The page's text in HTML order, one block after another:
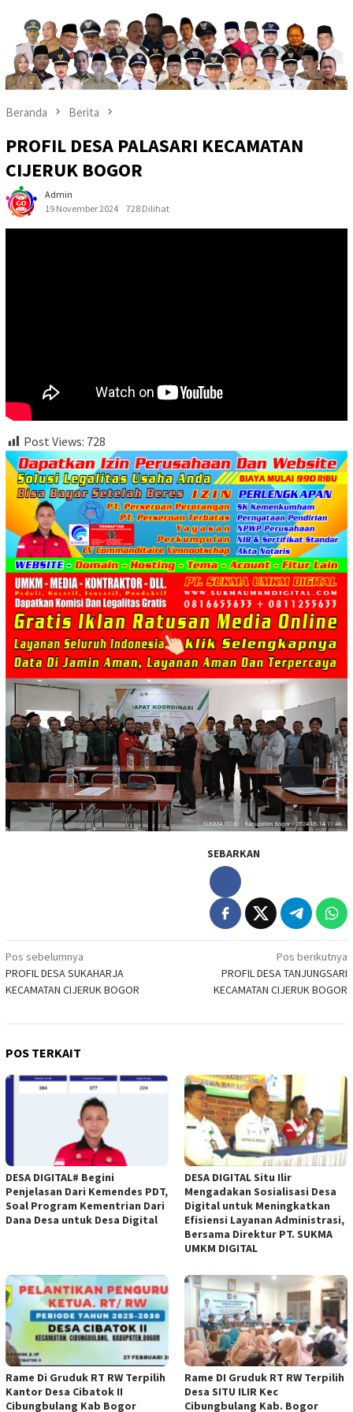
Beranda Berita
PROFIL DESA PALASARI KECAMATAN
CIJERUK BOGOR
Admin
19 November 2024
728 Dilihat
Post Views: 728
SEBARKAN
Navigasi
pos
Pos sebelumnya
PROFIL DESA SUKAHARJA
KECAMATAN CIJERUK BOGOR
Pos berikutnya
PROFIL DESA TANJUNGSARI
KECAMATAN CIJERUK BOGOR
POS TERKAIT
DESA DIGITAL# Begini
Penjelasan Dari Kemendes PDT,
Soal Program Kementrian Dari
Dana Desa untuk Desa Digital
DESA DIGITAL Situ Ilir
Mengadakan Sosialisasi Desa
Digital untuk Meningkatkan
Efisiensi Layanan Administrasi,
Bersama Direktur PT. SUKMA
UMKM DIGITAL
Rame Di Gruduk RT RW Terpilih
Kantor Desa Cibatok II
Cibungbulang Kab Bogor
Rame DI Gruduk RT RW Terpilih
Desa SITU ILIR Kec
Cibungbulang Kab. Bogor